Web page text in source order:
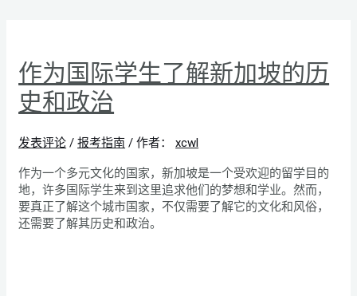
作为国际学生了解新加坡的历
史和政治
发表评论 /报考指南 / 作者： xcwl
作为一个多元文化的国家，新加坡是一个受欢迎的留学目的
地，许多国际学生来到这里追求他们的梦想和学业。然而，
要真正了解这个城市国家，不仅需要了解它的文化和风俗，
还需要了解其历史和政治。